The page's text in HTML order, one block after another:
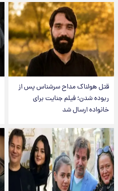
قتل هولناک مداح سرشناس پس از
ربوده شدن؛ فیلم جنایت برای
خانواده ارسال شد